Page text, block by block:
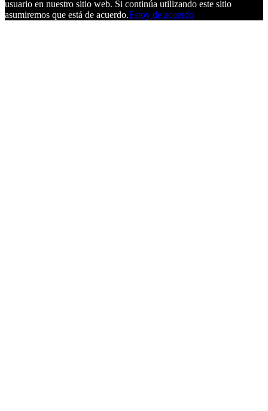
usuario en nuestro sitio web. Si continúa utilizando este sitio
asumiremos que está de acuerdo.Estoy de acuerdo